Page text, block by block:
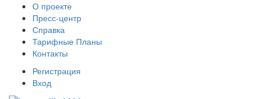
О проекте
Пресс-центр
Справка
Тарифные Планы
Контакты
Регистрация
Вход